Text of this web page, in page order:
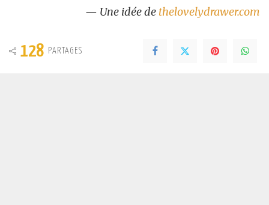
— Une idée de thelovelydrawer.com
128 PARTAGES